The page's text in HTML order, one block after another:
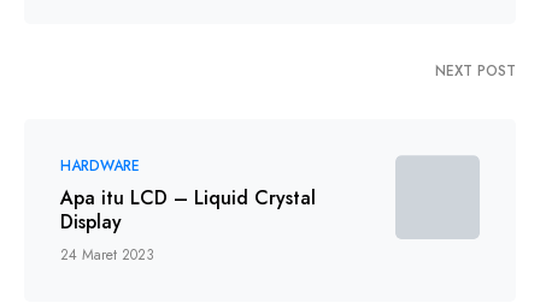
NEXT POST
HARDWARE
Apa itu LCD – Liquid Crystal
Display
24 Maret 2023